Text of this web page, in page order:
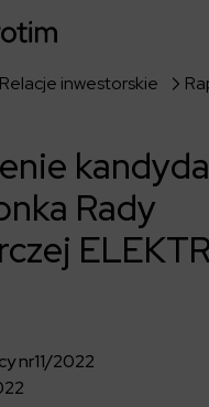
Relacje inwestorskie
Rady
nr11/2022